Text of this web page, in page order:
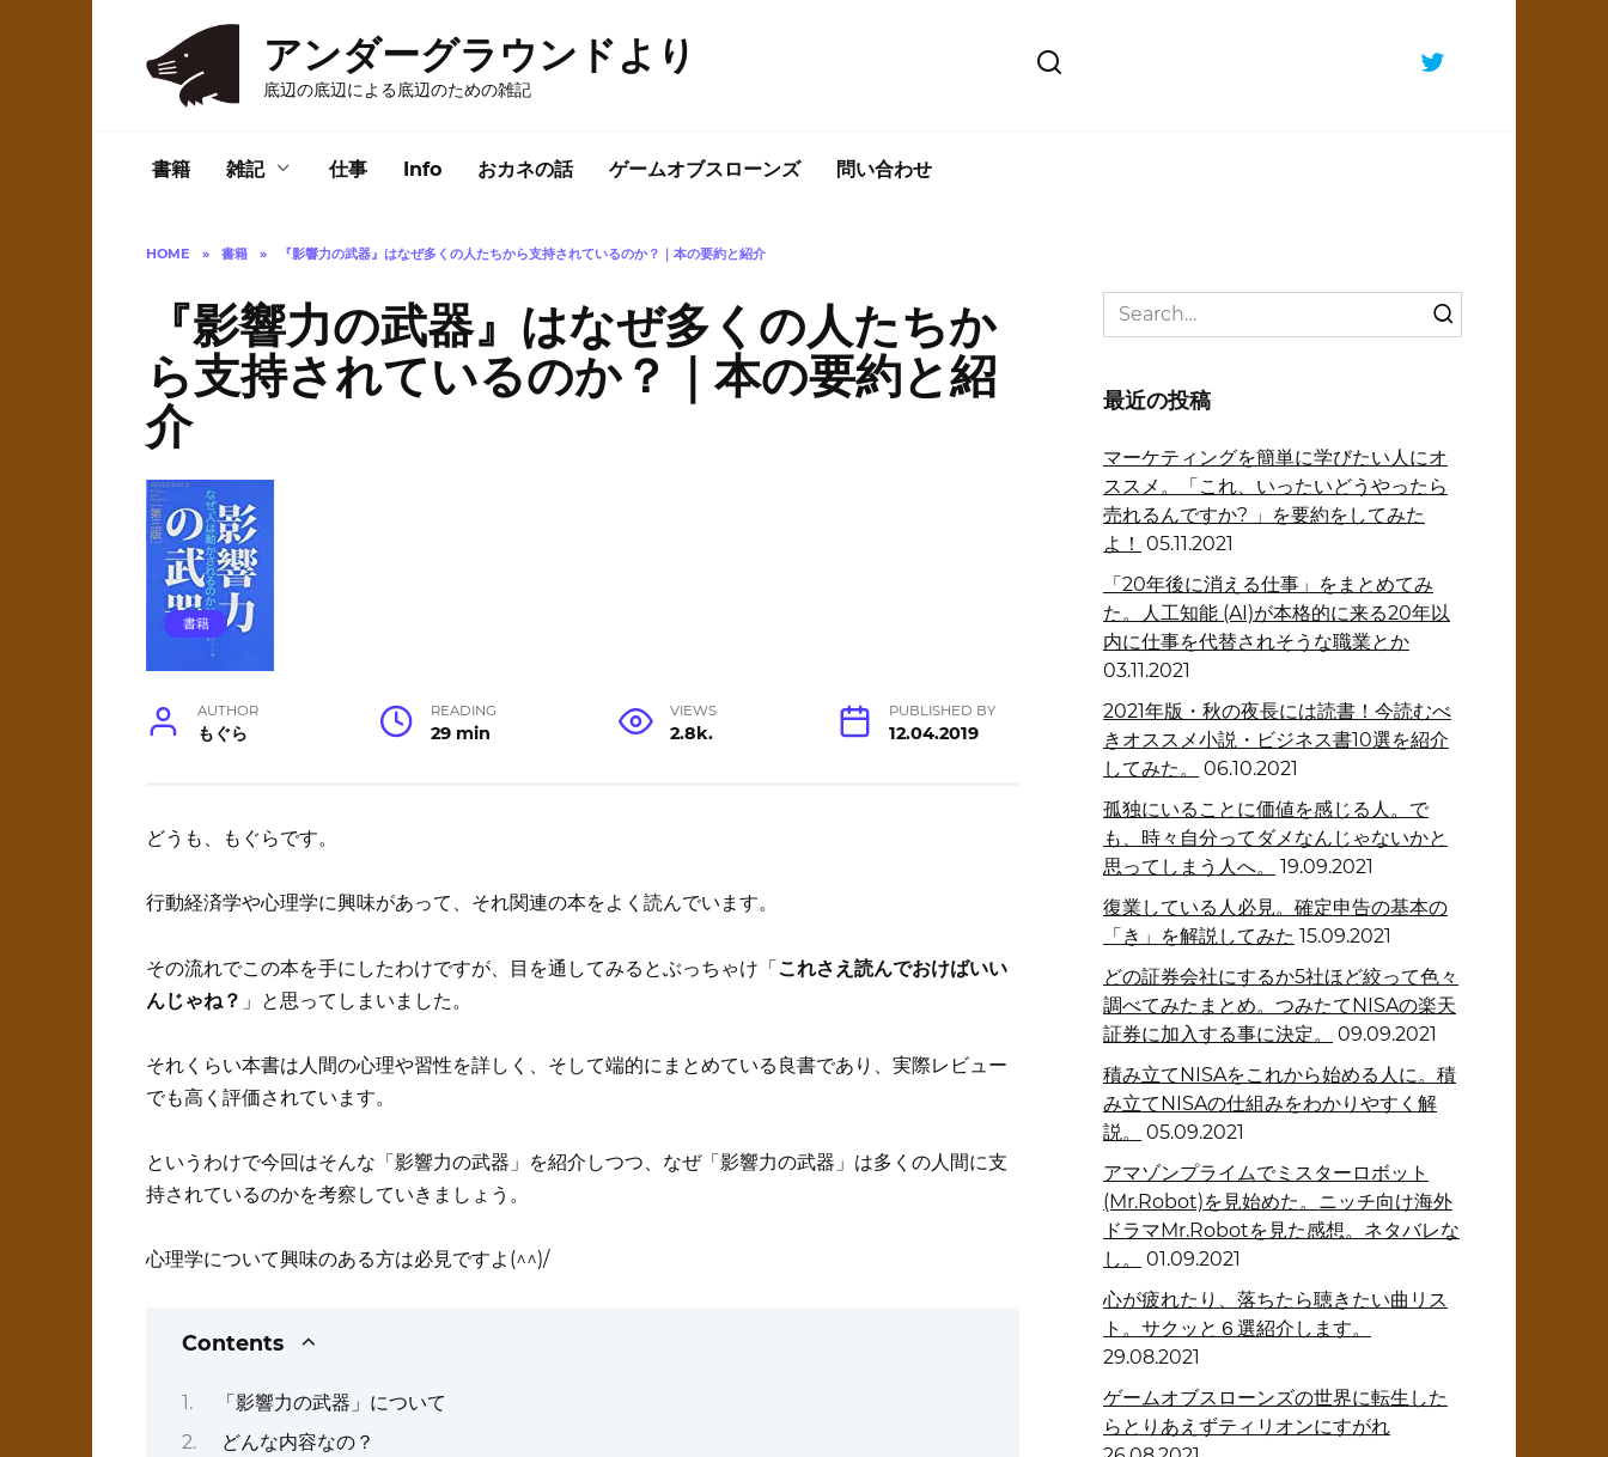
アンダーグラウンドより
底辺の底辺による底辺のための雑記
書籍 雑記 仕事 Info おカネの話 ゲームオブスローンズ 問い合わせ
HOME » 書籍 » 『影響力の武器』はなぜ多くの人たちから支持されているのか？｜本の要約と紹介
『影響力の武器』はなぜ多くの人たちか
ら支持されているのか？｜本の要約と紹
介
書籍
AUTHOR
もぐら
READING
29 min
VIEWS
2.8k.
PUBLISHED BY
12.04.2019
どうも、もぐらです。
行動経済学や心理学に興味があって、それ関連の本をよく読んでいます。
その流れでこの本を手にしたわけですが、目を通してみるとぶっちゃけ「これさえ読んでおけばいい
んじゃね？ 」と思ってしまいました。
それくらい本書は人間の心理や習性を詳しく、そして端的にまとめている良書であり、実際レビュー
でも高く評価されています。
というわけで今回はそんな「影響力の武器」を紹介しつつ、なぜ「影響力の武器」は多くの人間に支
持されているのかを考察していきましょう。
心理学について興味のある方は必見ですよ(^^)/
Contents
「影響力の武器」について
どんな内容なの？
Search
for:
最近の投稿
マーケティングを簡単に学びたい人にオ
ススメ。「これ、いったいどうやったら
売れるんですか? 」を要約をしてみた
よ！ 05.11.2021
「20年後に消える仕事」をまとめてみ
た。人工知能 (AI)が本格的に来る20年以
内に仕事を代替されそうな職業とか
03.11.2021
2021年版・秋の夜長には読書！今読むべ
きオススメ小説・ビジネス書10選を紹介
してみた。
06.10.2021
孤独にいることに価値を感じる人。で
も、時々自分ってダメなんじゃないかと
思ってしまう人へ。
19.09.2021
復業している人必見。確定申告の基本の
「き」を解説してみた 15.09.2021
どの証券会社にするか5社ほど絞って色々
調べてみたまとめ。つみたてNISAの楽天
証券に加入する事に決定。
09.09.2021
積み立てNISAをこれから始める人に。積
み立てNISAの仕組みをわかりやすく解
説。
05.09.2021
アマゾンプライムでミスターロボット
(Mr.Robot)を見始めた。ニッチ向け海外
ドラマMr.Robotを見た感想。ネタバレな
し。
01.09.2021
心が疲れたり、落ちたら聴きたい曲リス
ト。サクッと６選紹介します。
29.08.2021
ゲームオブスローンズの世界に転生した
らとりあえずティリオンにすがれ